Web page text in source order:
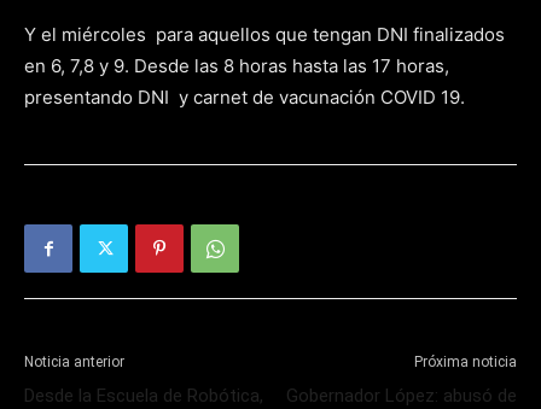
Y el miércoles para aquellos que tengan DNI finalizados
en 6, 7,8 y 9. Desde las 8 horas hasta las 17 horas,
presentando DNI y carnet de vacunación COVID 19.
Noticia anterior
Desde la Escuela de Robótica,
Próxima noticia
Gobernador López: abusó de